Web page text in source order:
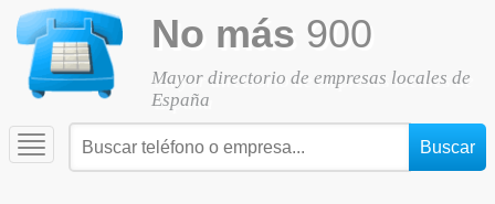
No más 900
Mayor directorio de empresas locales de
España
Toggle
navigation